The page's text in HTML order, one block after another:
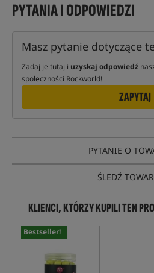
PYTANIA I ODPOWIEDZI
Masz pytanie dotyczące
Zadaj je tutaj i uzyskaj odpowiedź
społeczności Rockworld!
ZAPYTAJ
PYTANIE O
ŚLEDŹ TOWAR
KLIENCI, KTÓRZY KUPILI TEN
Bestseller!